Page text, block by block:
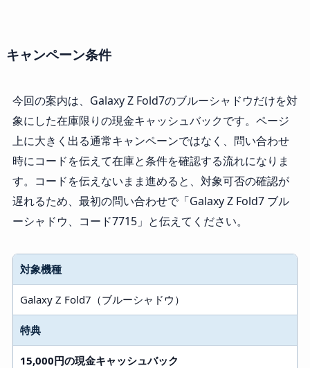
キャンペーン条件
今回の案内は、Galaxy Z Fold7のブルーシャドウだけを対
象にした在庫限りの現金キャッシュバックです。ページ
上に大きく出る通常キャンペーンではなく、問い合わせ
時にコードを伝えて在庫と条件を確認する流れになりま
す。コードを伝えないまま進めると、対象可否の確認が
遅れるため、最初の問い合わせで「Galaxy Z Fold7 ブル
ーシャドウ、コード7715」と伝えてください。
対象機種
Galaxy Z Fold7（ブルーシャドウ）
特典
15,000円の現金キャッシュバック